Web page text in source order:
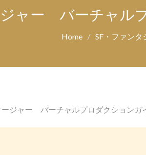
ャー バーチャル
Home SF・ファンタ
ージャー バーチャルプロダクションガ